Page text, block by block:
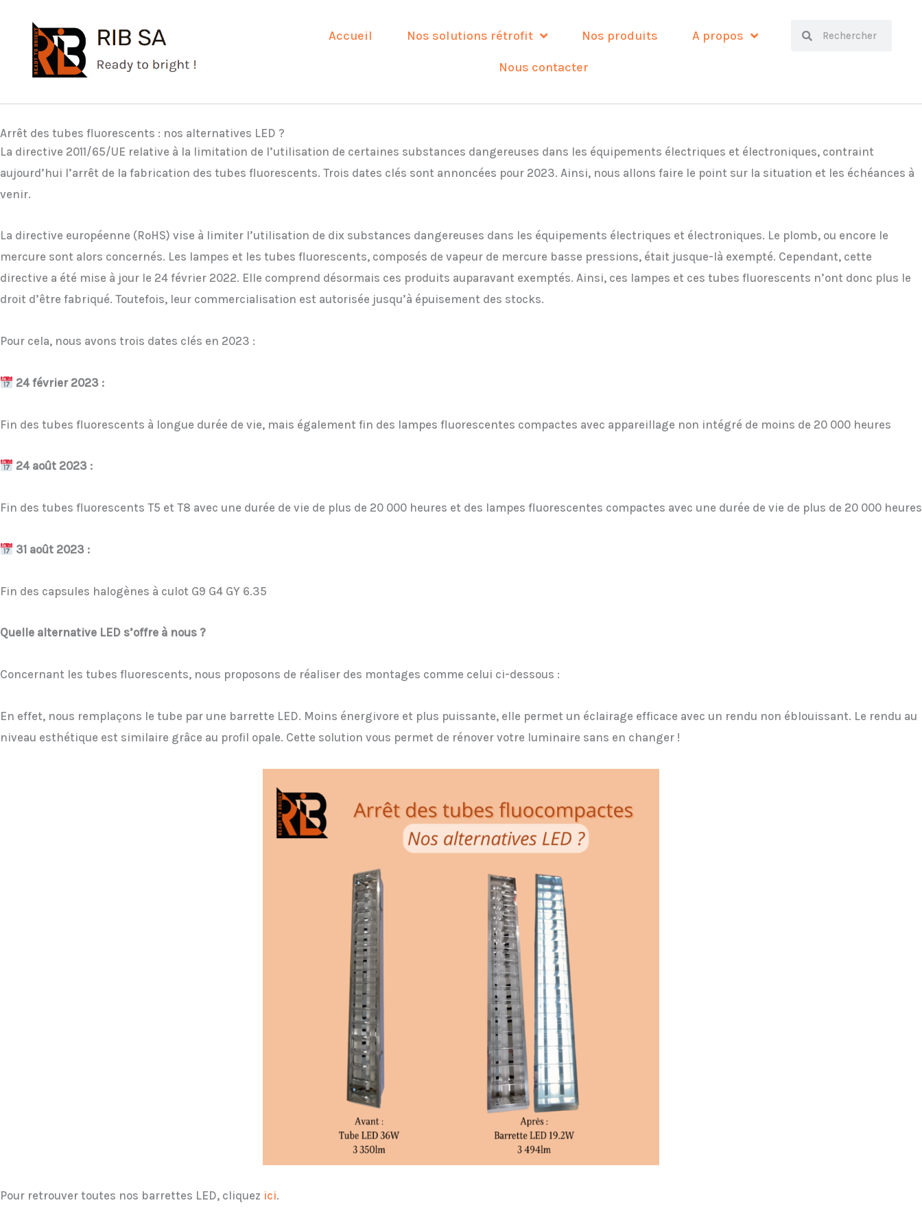
contenu
Accueil Nos solutions rétrofit Nos produits A propos
Nous contacter
Search
Arrêt des tubes fluorescents : nos alternatives LED ?
La directive 2011/65/UE relative à la limitation de l’utilisation de certaines substances dangereuses dans les équipements électriques et électroniques, contraint
aujourd’hui l’arrêt de la fabrication des tubes fluorescents. Trois dates clés sont annoncées pour 2023. Ainsi, nous allons faire le point sur la situation et les échéances à
venir.
La directive européenne (RoHS) vise à limiter l’utilisation de dix substances dangereuses dans les équipements électriques et électroniques. Le plomb, ou encore le
mercure sont alors concernés. Les lampes et les tubes fluorescents, composés de vapeur de mercure basse pressions, était jusque-là exempté. Cependant, cette
directive a été mise à jour le 24 février 2022. Elle comprend désormais ces produits auparavant exemptés. Ainsi, ces lampes et ces tubes fluorescents n’ont donc plus le
droit d’être fabriqué. Toutefois, leur commercialisation est autorisée jusqu’à épuisement des stocks.
Pour cela, nous avons trois dates clés en 2023 :
24 février 2023 :
Fin des tubes fluorescents à longue durée de vie, mais également fin des lampes fluorescentes compactes avec appareillage non intégré de moins de 20 000 heures
24 août 2023 :
Fin des tubes fluorescents T5 et T8 avec une durée de vie de plus de 20 000 heures et des lampes fluorescentes compactes avec une durée de vie de plus de 20 000 heures
31 août 2023 :
Fin des capsules halogènes à culot G9 G4 GY 6.35
Quelle alternative LED s’offre à nous ?
Concernant les tubes fluorescents, nous proposons de réaliser des montages comme celui ci-dessous :
En effet, nous remplaçons le tube par une barrette LED. Moins énergivore et plus puissante, elle permet un éclairage efficace avec un rendu non éblouissant. Le rendu au
niveau esthétique est similaire grâce au profil opale. Cette solution vous permet de rénover votre luminaire sans en changer !
Pour retrouver toutes nos barrettes LED, cliquez ici.